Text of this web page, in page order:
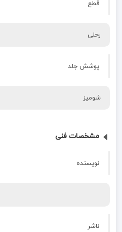
قطع
رحلی
پوشش جلد
شومیز
مشخصات فنی
نویسنده
ناشر